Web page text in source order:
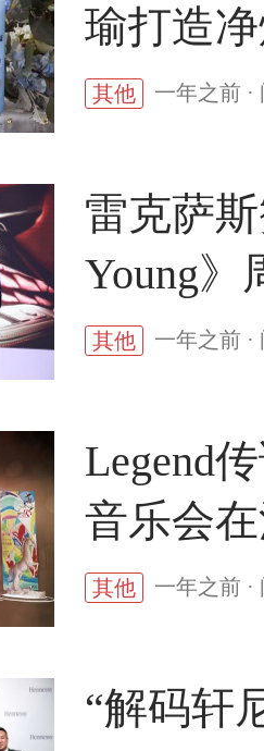
瑜打造
其他 一年之前 ·
雷克萨
Young》
其他 一年之前 ·
Legend
音乐会
其他 一年之前 ·
“解码轩